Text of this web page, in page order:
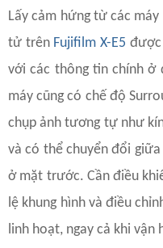
Lấy cảm hứng từ các
tử trên Fujifilm X-E5 được
với các thông tin chính ở
máy cũng có chế độ
chụp ảnh tương tự như
và có thể chuyển đổi
ở mặt trước. Cần điều
lệ khung hình và điều
linh hoạt, ngay cả khi vận